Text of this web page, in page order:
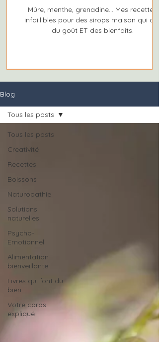
Mûre, menthe, grenadine... Mes recettes
infaillibles pour des sirops maison qui ont
du goût ET des bienfaits.
Blog
Tous les posts
Creativité
Recettes
Boissons
Naturopathie
Solutions
naturelles
Psycho-
Emotionnel
Alimentation
bienveillante
Livres qui font du
bien
Votre corps
expliqué
Tous les posts